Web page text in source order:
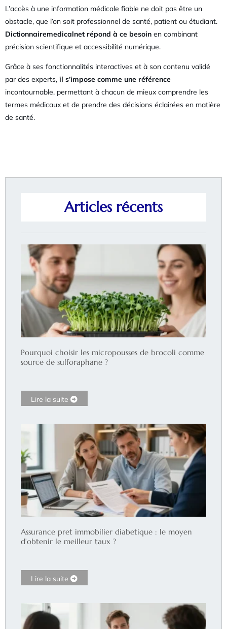
L’accès à une information médicale fiable ne doit pas être un
obstacle, que l’on soit professionnel de santé, patient ou étudiant.
Dictionnairemedicalnet répond à ce besoin en combinant
précision scientifique et accessibilité numérique.
Grâce à ses fonctionnalités interactives et à son contenu validé
par des experts, il s’impose comme une référence
incontournable, permettant à chacun de mieux comprendre les
termes médicaux et de prendre des décisions éclairées en matière
de santé.
Articles récents
Pourquoi choisir les micropousses de brocoli comme
source de sulforaphane ?
Lire la suite
Assurance pret immobilier diabetique : le moyen
d’obtenir le meilleur taux ?
Lire la suite